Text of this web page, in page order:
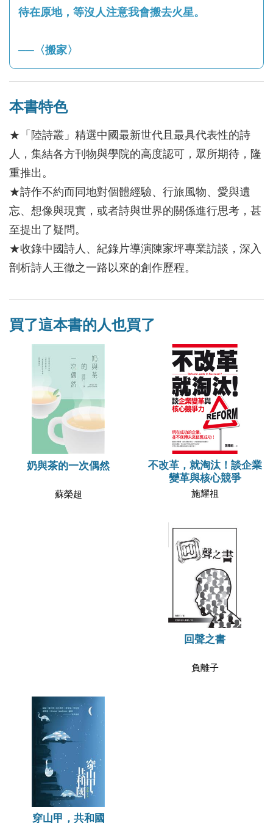
待在原地，等沒人注意我會搬去火星。
──〈搬家〉
本書特色
★「陸詩叢」精選中國最新世代且最具代表性的詩
人，集結各方刊物與學院的高度認可，眾所期待，隆
重推出。
★詩作不約而同地對個體經驗、行旅風物、愛與遺
忘、想像與現實，或者詩與世界的關係進行思考，甚
至提出了疑問。
★收錄中國詩人、紀錄片導演陳家坪專業訪談，深入
剖析詩人王徹之一路以來的創作歷程。
買了這本書的人也買了
奶與茶的一次偶然
蘇榮超
不改革，就淘汰！談企業
變革與核心競爭
施耀祖
回聲之書
負離子
穿山甲，共和國